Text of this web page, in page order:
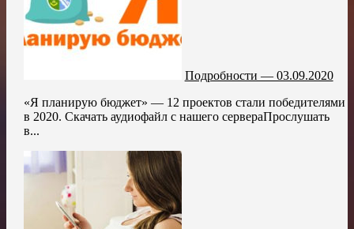
Подробности — 03.09.2020
«Я планирую бюджет» — 12 проектов стали победителями
в 2020. Скачать аудиофайл с нашего сервераПрослушать
в...